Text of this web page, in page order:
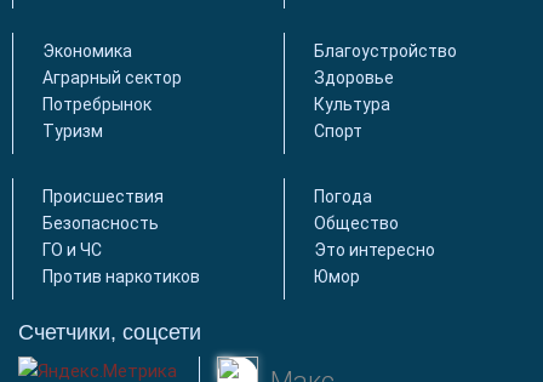
Экономика
Аграрный сектор
Потребрынок
Туризм
Благоустройство
Здоровье
Культура
Спорт
Происшествия
Безопасность
ГО и ЧС
Против наркотиков
Погода
Общество
Это интересно
Юмор
Счетчики, соцсети